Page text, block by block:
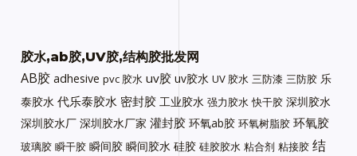
胶水,ab胶,UV胶,结构胶批发网
AB胶 adhesive pvc 胶水 uv胶 uv胶水 UV 胶水 三防漆 三防胶 乐
泰胶水 代乐泰胶水 密封胶 工业胶水 强力胶水 快干胶 深圳胶水
深圳胶水厂 深圳胶水厂家 灌封胶 环氧ab胶 环氧树脂胶 环氧胶
玻璃胶 瞬干胶 瞬间胶 瞬间胶水 硅胶 硅胶胶水 粘合剂 粘接胶 结